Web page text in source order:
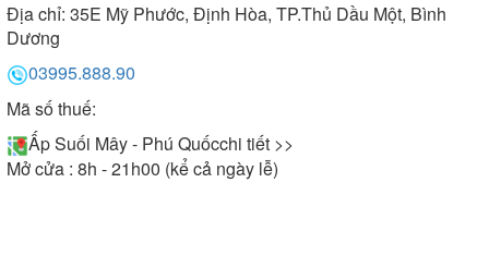
Địa chỉ: 35E Mỹ Phước, Định Hòa, TP.Thủ Dầu Một, Bình
Dương
03995.888.90
Mã số thuế:
Ấp Suối Mây - Phú Quốcchi tiết >>
Mở cửa : 8h - 21h00 (kể cả ngày lễ)